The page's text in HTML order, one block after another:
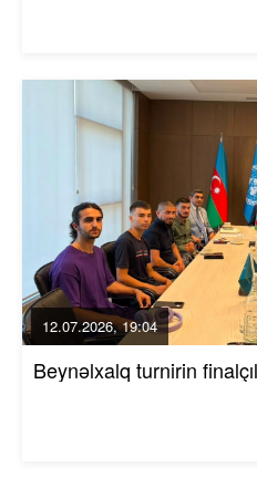
12.07.2026, 19:04
Beynəlxalq turnirin